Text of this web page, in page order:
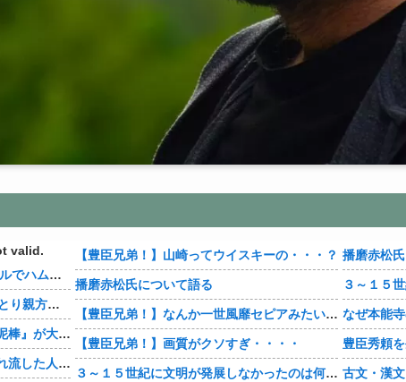
valid.
【胸糞】36歳教員、19歳女とホテルでハムスター25匹を踏み潰すなどして逮捕
【驚愕】年商10億円を超える『ひとり親方』が激増 Mac miniを大量購入しAIを従業員に
【速報】熊本の被災地、『火事場泥棒』が大暴れ…
【警告】地震を利用してデマを垂れ流した人間、悲惨な末路を迎える…
【豊臣兄弟！】山崎ってウイスキーの・・・？
播磨赤松氏について語る
【豊臣兄弟！】なんか一世風靡セピアみたいじゃね・・・？
【豊臣兄弟！】画質がクソすぎ・・・・
３～１５世紀に文明が発展しなかったのは何故か？
播磨赤松
豊臣秀頼
古文・漢